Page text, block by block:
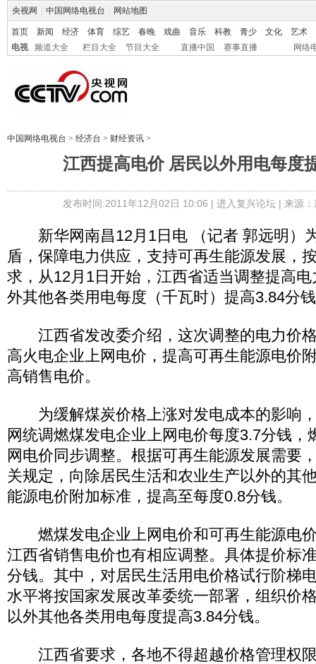
央视网 中国网络电视台 网站地图
首页 新闻 经济 体育 综艺 春晚 戏曲 音乐 科教 青少 文化
艺术
电视
频道大全 栏目大全 节目大全 直播中国 赛事直播 网络
中国网络电视台 > 经济台 > 财经资讯 >
江西提高电价 居民以外用电每度
发布时间:2011年12月02日 10:06 | 进入复兴论坛| 来源
新华网南昌12月1日电 （记者 郭远明）
盾，保障电力供应，支持可再生能源发展，
求，从12月1日开始，江西省适当调整提高
外其他各类用电每度（千瓦时）提高3.84
江西省发改委介绍，这次调整的电力价
高火电企业上网电价，提高可再生能源电价
高销售电价。
为缓解煤炭价格上涨对发电成本的影响
网统调燃煤发电企业上网电价每度3.7分钱，
网电价同步调整。根据可再生能源发展需要
关规定，向除居民生活和农业生产以外的其
能源电价附加标准，提高至每度0.8分钱。
燃煤发电企业上网电价和可再生能源电
江西省销售电价也有相应调整。具体提价标
分钱。其中，对居民生活用电价格试行阶梯
水平将按国家发展改革委统一部署，组织价
以外其他各类用电每度提高3.84分钱。
江西省要求，各地不得超越价格管理权